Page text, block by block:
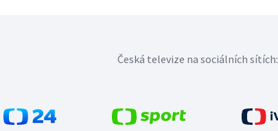
Česká televize na sociálních sítích: